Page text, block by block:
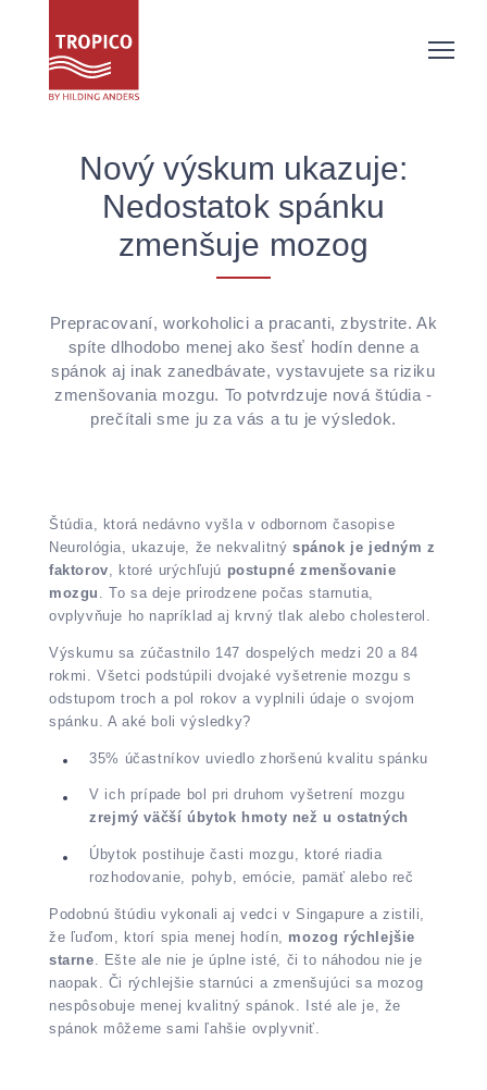
Nový výskum ukazuje:
Nedostatok spánku
zmenšuje mozog
Prepracovaní, workoholici a pracanti, zbystrite. Ak
spíte dlhodobo menej ako šesť hodín denne a
spánok aj inak zanedbávate, vystavujete sa riziku
zmenšovania mozgu. To potvrdzuje nová štúdia -
prečítali sme ju za vás a tu je výsledok.
Štúdia, ktorá nedávno vyšla v odbornom časopise
Neurológia, ukazuje, že nekvalitnýspánok je jedným z
faktorov, ktoré urýchľujú postupné zmenšovanie
mozgu . To sa deje prirodzene počas starnutia,
ovplyvňuje ho napríklad aj krvný tlak alebo cholesterol.
Výskumu sa zúčastnilo 147 dospelých medzi 20 a 84
rokmi. Všetci podstúpili dvojaké vyšetrenie mozgu s
odstupom troch a pol rokov a vyplnili údaje o svojom
spánku. A aké boli výsledky?
35% účastníkov uviedlo zhoršenú kvalitu spánku
V ich prípade bol pri druhom vyšetrení mozgu
zrejmý väčší úbytok hmoty než u ostatných
Úbytok postihuje časti mozgu, ktoré riadia
rozhodovanie, pohyb, emócie, pamäť alebo reč
Podobnú štúdiu vykonali aj vedci v Singapure a zistili,
že ľuďom, ktorí spia menej hodín, mozog rýchlejšie
starne . Ešte ale nie je úplne isté, či to náhodou nie je
naopak. Či rýchlejšie starnúci a zmenšujúci sa mozog
nespôsobuje menej kvalitný spánok. Isté ale je, že
spánok môžeme sami ľahšie ovplyvniť.